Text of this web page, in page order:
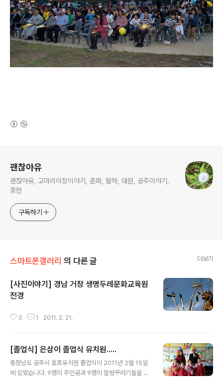
괜찮아유
괜찮아유, 고마리이장이야기, 춘파, 월하, 대원, 공주이야기,
중헌
구독하기
스마트폰갤러리 의 다른 글 더보기
[사진이야기] 경남 거창 생명두레문화교육원
전경
0 1 2011. 2. 21.
[졸업식] 은삼이 졸업식 유치원.....
충청남도 공주시 효포유치원 졸업식이 2011년 2월 15일
에 있었습니다. 9명의 주인공과 9명의 말썽꾸러기들을 의